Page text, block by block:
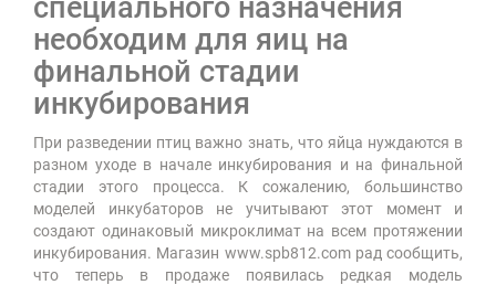
специального назначения
необходим для яиц на
финальной стадии
инкубирования
При разведении птиц важно знать, что яйца нуждаются в
разном уходе в начале инкубирования и на финальной
стадии этого процесса. К сожалению, большинство
моделей инкубаторов не учитывают этот момент и
создают одинаковый микроклимат на всем протяжении
инкубирования. Магазин www.spb812.com рад сообщить,
что теперь в продаже появилась редкая модель